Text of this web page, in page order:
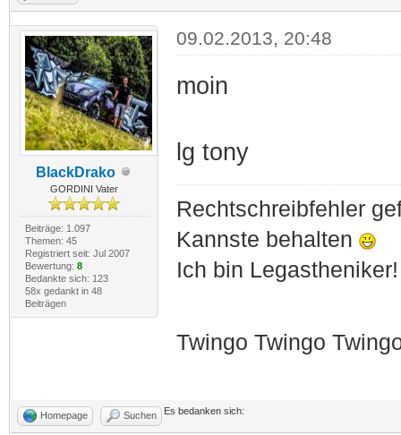
BlackDrako
GORDINI Vater
Beiträge: 1.097
Themen: 45
Registriert seit: Jul 2007
Bewertung: 8
Bedankte sich: 123
58x gedankt in 48
Beiträgen
09.02.2013, 20:48
moin
lg tony
Rechtschreibfehler
Kannste behalten
Ich bin Legastheniker!
Twingo Twingo
Homepage Suchen Es bedanken sich: